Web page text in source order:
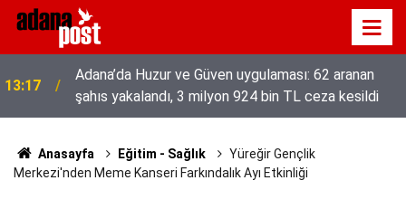
13:01
52 yıldır el emeğiyle üretiyor, mesleğin yok
olmamasına karşı direniyor
Anasayfa Eğitim - Sağlık
Yüreğir Gençlik
Merkezi'nden Meme Kanseri Farkındalık Ayı Etkinliği